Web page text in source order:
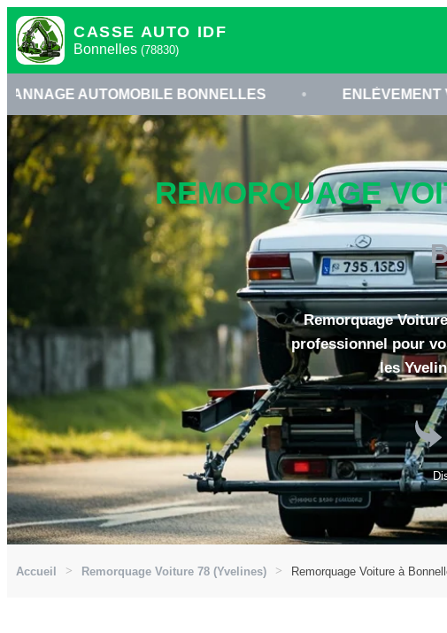
CASSE AUTO IDF
Bonnelles (78830)
BONNELLES • ENLÈVEMENT VÉHICULE
REMORQUAGE
Remorquage
professionnel pour
les
Accueil Remorquage Voiture 78 (Yvelines) Remorquage Voiture à